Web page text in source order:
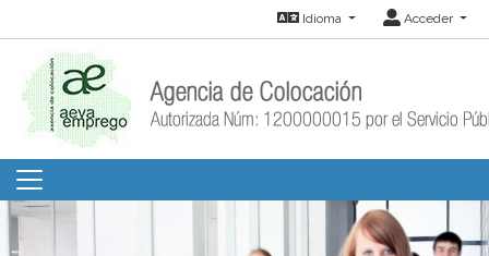
Idioma Acceder